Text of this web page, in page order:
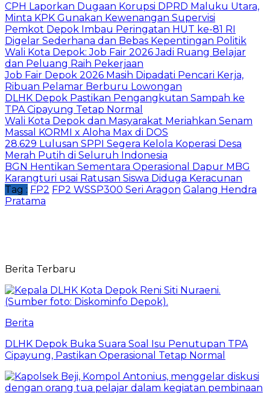
CPH Laporkan Dugaan Korupsi DPRD Maluku Utara,
Minta KPK Gunakan Kewenangan Supervisi
Pemkot Depok Imbau Peringatan HUT ke-81 RI
Digelar Sederhana dan Bebas Kepentingan Politik
Wali Kota Depok: Job Fair 2026 Jadi Ruang Belajar
dan Peluang Raih Pekerjaan
Job Fair Depok 2026 Masih Dipadati Pencari Kerja,
Ribuan Pelamar Berburu Lowongan
DLHK Depok Pastikan Pengangkutan Sampah ke
TPA Cipayung Tetap Normal
Wali Kota Depok dan Masyarakat Meriahkan Senam
Massal KORMI x Aloha Max di DOS
28.629 Lulusan SPPI Segera Kelola Koperasi Desa
Merah Putih di Seluruh Indonesia
BGN Hentikan Sementara Operasional Dapur MBG
Karangturi usai Ratusan Siswa Diduga Keracunan
Tag : FP2 FP2 WSSP300 Seri Aragon Galang Hendra
Pratama
Berita Terbaru
Berita
DLHK Depok Buka Suara Soal Isu Penutupan TPA
Cipayung, Pastikan Operasional Tetap Normal